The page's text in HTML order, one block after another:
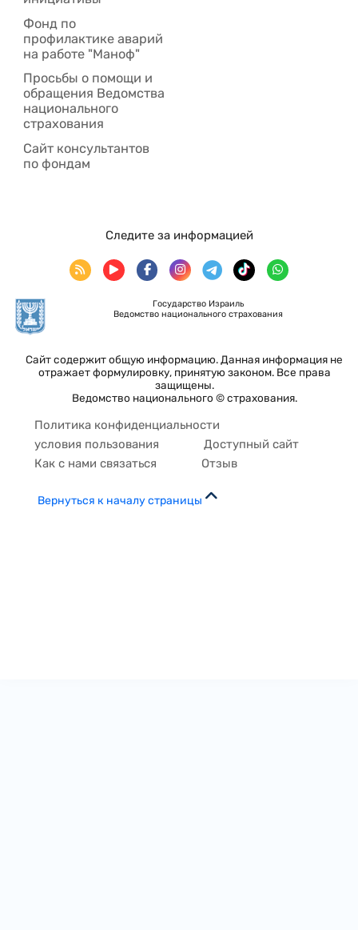
Фонд по
профилактике аварий
на работе "Маноф"
Просьбы о помощи и
обращения Ведомства
национального
страхования
Сайт консультантов
по фондам
Государство Израиль
Ведомство национального страхования
Сайт содержит общую информацию. Данная информация не
отражает формулировку, принятую законом. Все права
защищены.
Ведомство национального © страхования.
Следите за информацией
Политика конфиденциальности
условия пользования
Доступный сайт
Как с нами связаться
Отзыв
Вернуться к началу страницы